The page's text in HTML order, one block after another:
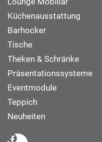
Küchenausstattung
Barhocker
Tische
Theken & Schränke
Präsentationssysteme
Eventmodule
Teppich
Neuheiten